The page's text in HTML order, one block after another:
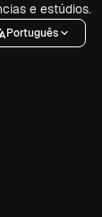
e estúdios.
Português